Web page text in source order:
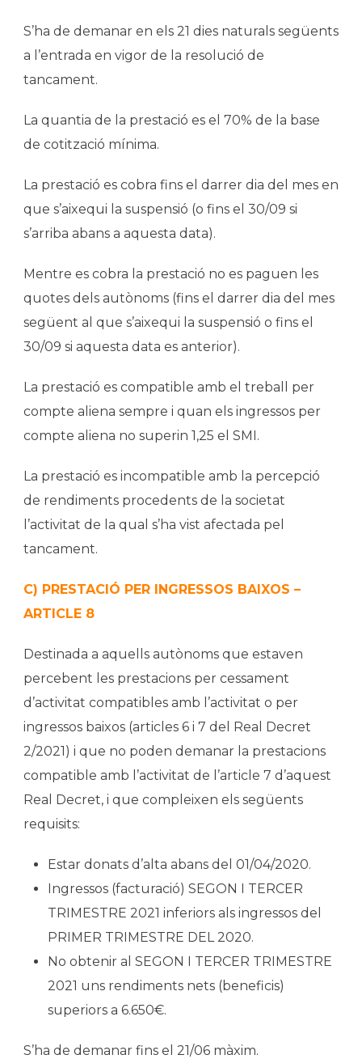
S’ha de demanar en els 21 dies naturals següents
a l’entrada en vigor de la resolució de
tancament.
La quantia de la prestació es el 70% de la base
de cotització mínima.
La prestació es cobra fins el darrer dia del mes en
que s’aixequi la suspensió (o fins el 30/09 si
s’arriba abans a aquesta data).
Mentre es cobra la prestació no es paguen les
quotes dels autònoms (fins el darrer dia del mes
següent al que s’aixequi la suspensió o fins el
30/09 si aquesta data es anterior).
La prestació es compatible amb el treball per
compte aliena sempre i quan els ingressos per
compte aliena no superin 1,25 el SMI.
La prestació es incompatible amb la percepció
de rendiments procedents de la societat
l’activitat de la qual s’ha vist afectada pel
tancament.
C) PRESTACIÓ PER INGRESSOS BAIXOS –
ARTICLE 8
Destinada a aquells autònoms que estaven
percebent les prestacions per cessament
d’activitat compatibles amb l’activitat o per
ingressos baixos (articles 6 i 7 del Real Decret
2/2021) i que no poden demanar la prestacions
compatible amb l’activitat de l’article 7 d’aquest
Real Decret, i que compleixen els següents
requisits:
Estar donats d’alta abans del 01/04/2020.
Ingressos (facturació) SEGON I TERCER
TRIMESTRE 2021 inferiors als ingressos del
PRIMER TRIMESTRE DEL 2020.
No obtenir al SEGON I TERCER TRIMESTRE
2021 uns rendiments nets (beneficis)
superiors a 6.650€.
S’ha de demanar fins el 21/06 màxim.